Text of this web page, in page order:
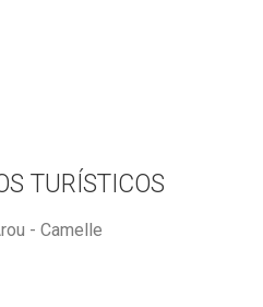
TURÍSTICOS
- Camelle